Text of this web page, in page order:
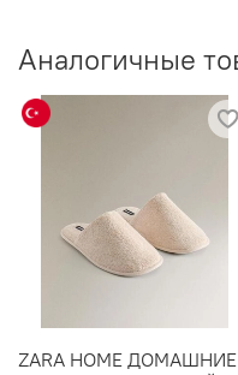
Аналогичные
ZARA HOME ДОМАШНИЕ